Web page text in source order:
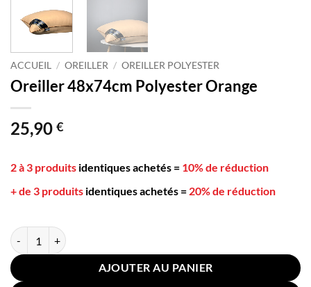
ACCUEIL / OREILLER / OREILLER POLYESTER
Oreiller 48x74cm Polyester Orange
25,90 €
2 à 3 produits identiques achetés = 10% de réduction
+ de 3 produits identiques achetés = 20% de réduction
quantité de Oreiller 48x74cm Polyester Orange
AJOUTER AU PANIER